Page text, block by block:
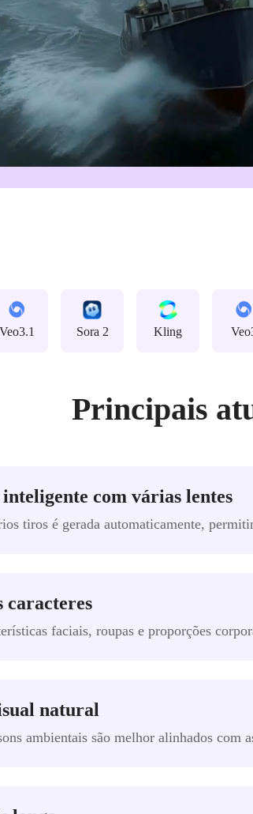
Veo3.1 Sora 2 Kling
Principais
com várias lentes
tiros é gerada automaticamente,
caracteres
faciais, roupas e proporções
natural
ambientais são melhor alinhados com